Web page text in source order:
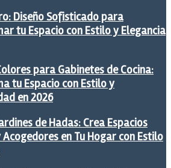
Diseño Sofisticado para
tu Espacio con Estilo y Elegancia
para Gabinetes de Cocina:
tu Espacio con Estilo y
en 2026
de Hadas: Crea Espacios
en Tu Hogar con Estilo